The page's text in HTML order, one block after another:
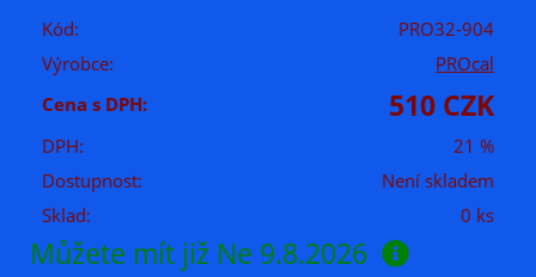
Kód:
PRO32-904
Výrobce:
PROcal
Cena s DPH:
510 CZK
DPH:
21 %
Dostupnost:
Není skladem
Sklad:
0 ks
Můžete mít již Ne 9.8.2026